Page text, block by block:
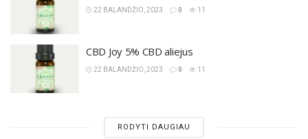
22 BALANDŽIO, 2023 0 11
CBD Joy 5% CBD aliejus
22 BALANDŽIO, 2023 0 11
RODYTI DAUGIAU